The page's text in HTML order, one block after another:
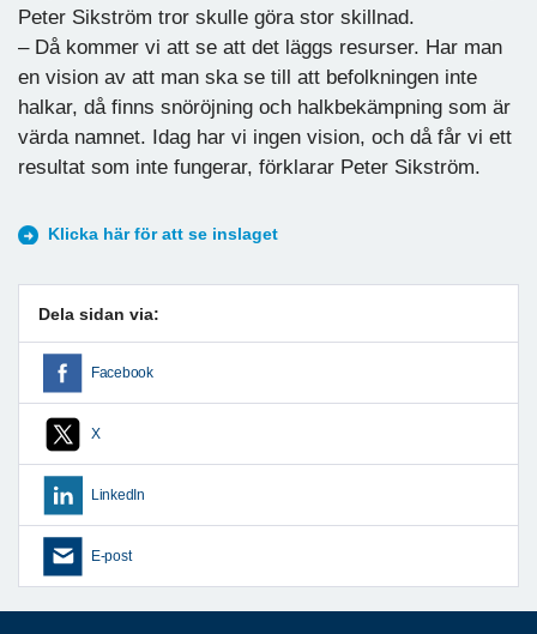
Peter Sikström tror skulle göra stor skillnad.
– Då kommer vi att se att det läggs resurser. Har man
en vision av att man ska se till att befolkningen inte
halkar, då finns snöröjning och halkbekämpning som är
värda namnet. Idag har vi ingen vision, och då får vi ett
resultat som inte fungerar, förklarar Peter Sikström.
Klicka här för att se inslaget
Dela sidan via:
Facebook
X
LinkedIn
E-post